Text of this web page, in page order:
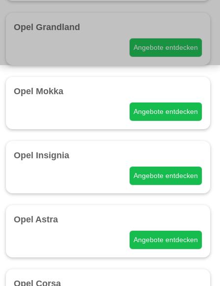
Opel Grandland
Angebote entdecken
Opel Mokka
Angebote entdecken
Opel Insignia
Angebote entdecken
Opel Astra
Angebote entdecken
Opel Corsa